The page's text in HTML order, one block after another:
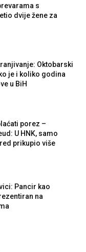
s
dvije žene za
Oktobarski
je i koliko godina
u BiH
porez –
U HNK, samo
prikupio više
Pancir kao
na